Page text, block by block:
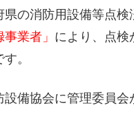
県の消防用設備等点
事業者」 により、点検
。
備協会に管理委員